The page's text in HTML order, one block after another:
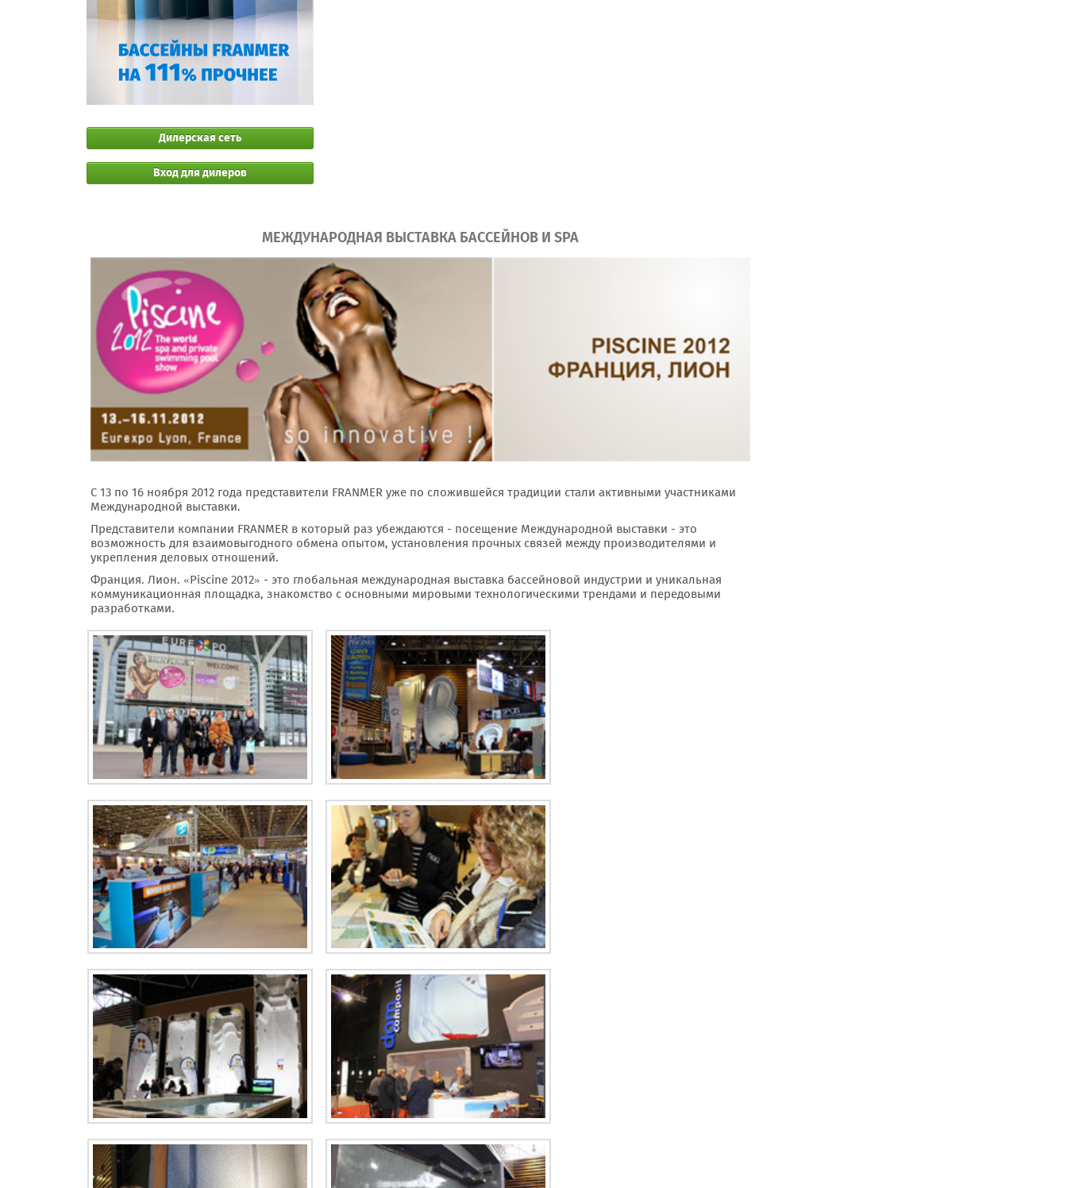
Дилерская сеть
Вход для дилеров
МЕЖДУНАРОДНАЯ ВЫСТАВКА БАССЕЙНОВ И SPA
С 13 по 16 ноября 2012 года представители FRANMER уже по сложившейся традиции стали активными участниками
Международной выставки.
Представители компании FRANMER в который раз убеждаются - посещение Международной выставки - это
возможность для взаимовыгодного обмена опытом, установления прочных связей между производителями и
укрепления деловых отношений.
Франция. Лион. «Piscine 2012» - это глобальная международная выставка бассейновой индустрии и уникальная
коммуникационная площадка, знакомство с основными мировыми технологическими трендами и передовыми
разработками.